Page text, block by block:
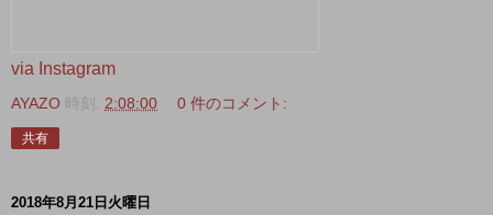
via Instagram
AYAZO 時刻: 2:08:00 0 件のコメント:
共有
2018年8月21日火曜日